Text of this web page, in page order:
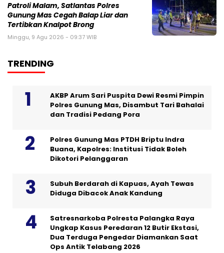
Patroli Malam, Satlantas Polres
Gunung Mas Cegah Balap Liar dan
Tertibkan Knalpot Brong
Minggu, 9 Agu 2026 - 09:37 WIB
TRENDING
AKBP Arum Sari Puspita Dewi Resmi Pimpin
Polres Gunung Mas, Disambut Tari Bahalai
dan Tradisi Pedang Pora
Polres Gunung Mas PTDH Briptu Indra
Buana, Kapolres: Institusi Tidak Boleh
Dikotori Pelanggaran
Subuh Berdarah di Kapuas, Ayah Tewas
Diduga Dibacok Anak Kandung
Satresnarkoba Polresta Palangka Raya
Ungkap Kasus Peredaran 12 Butir Ekstasi,
Dua Terduga Pengedar Diamankan Saat
Ops Antik Telabang 2026